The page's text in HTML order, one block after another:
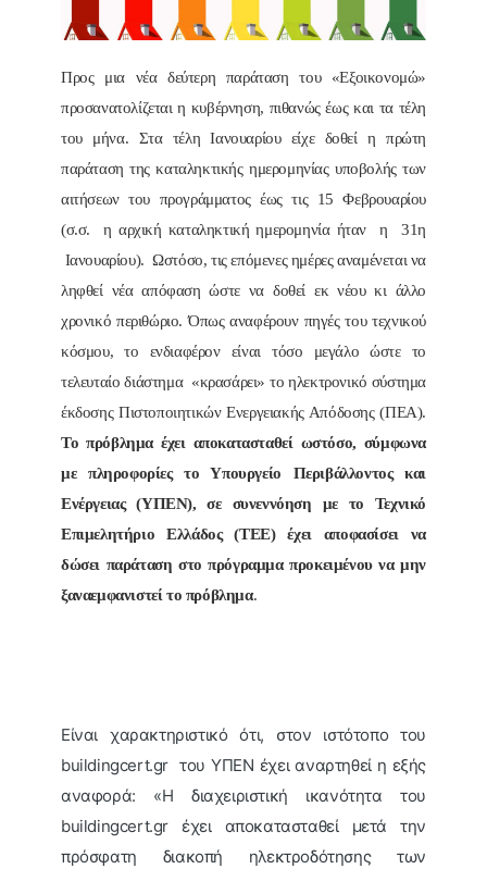
Προς μια νέα δεύτερη παράταση του «Εξοικονομώ»
προσανατολίζεται η κυβέρνηση, πιθανώς έως και τα τέλη
του μήνα. Στα τέλη Ιανουαρίου είχε δοθεί η πρώτη
παράταση της καταληκτικής ημερομηνίας υποβολής των
αιτήσεων του προγράμματος έως τις 15 Φεβρουαρίου
(σ.σ. η αρχική καταληκτική ημερομηνία ήταν η 31η
Ιανουαρίου). Ωστόσο, τις επόμενες ημέρες αναμένεται να
ληφθεί νέα απόφαση ώστε να δοθεί εκ νέου κι άλλο
χρονικό περιθώριο. Όπως αναφέρουν πηγές του τεχνικού
κόσμου, το ενδιαφέρον είναι τόσο μεγάλο ώστε το
τελευταίο διάστημα «κρασάρει» το ηλεκτρονικό σύστημα
έκδοσης Πιστοποιητικών Ενεργειακής Απόδοσης (ΠΕΑ).
Το πρόβλημα έχει αποκατασταθεί ωστόσο, σύμφωνα
με πληροφορίες το Υπουργείο Περιβάλλοντος και
Ενέργειας (ΥΠΕΝ), σε συνεννόηση με το Τεχνικό
Επιμελητήριο Ελλάδος (ΤΕΕ) έχει αποφασίσει να
δώσει παράταση στο πρόγραμμα προκειμένου να μην
ξαναεμφανιστεί το πρόβλημα.
Είναι χαρακτηριστικό ότι, στον ιστότοπο του
buildingcert.gr του ΥΠΕΝ έχει αναρτηθεί η εξής
αναφορά: «H διαχειριστική ικανότητα του
buildingcert.gr έχει αποκατασταθεί μετά την
πρόσφατη διακοπή ηλεκτροδότησης των